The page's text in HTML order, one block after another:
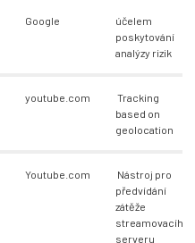
Google
účelem
poskytování
analýzy rizik
youtube.com
Tracking
based on
geolocation
Youtube.com
Nástroj pro
předvídání
zátěže
streamovacího
serveru